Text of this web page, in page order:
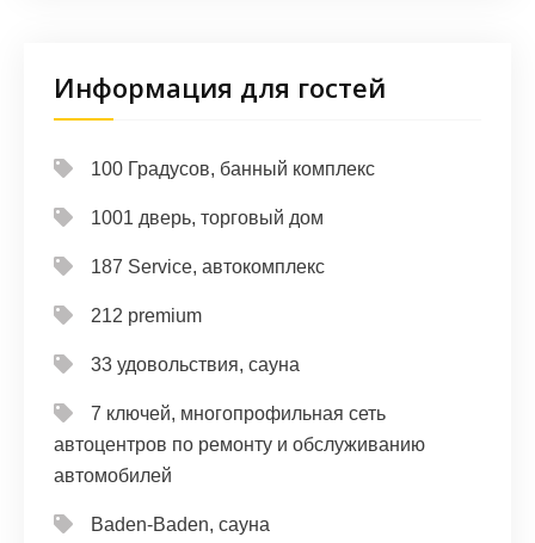
Информация для гостей
100 Градусов, банный комплекс
1001 дверь, торговый дом
187 Service, автокомплекс
212 premium
33 удовольствия, сауна
7 ключей, многопрофильная сеть
автоцентров по ремонту и обслуживанию
автомобилей
Baden-Baden, сауна